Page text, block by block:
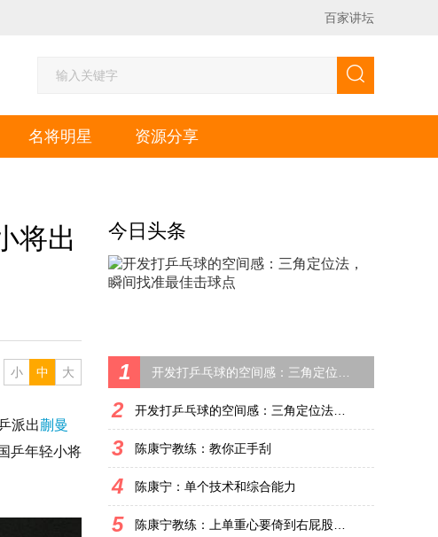
百家讲坛
名将明星 资源分享
将出
小 中 大
派出蒯曼
乒年轻小将
今日头条
1
2
3 陈康宁教练：教你正手刮
4 陈康宁：单个技术和综合能力
5